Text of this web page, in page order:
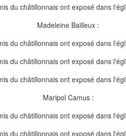
Madeleine Bailleux :
Maripol Camus :